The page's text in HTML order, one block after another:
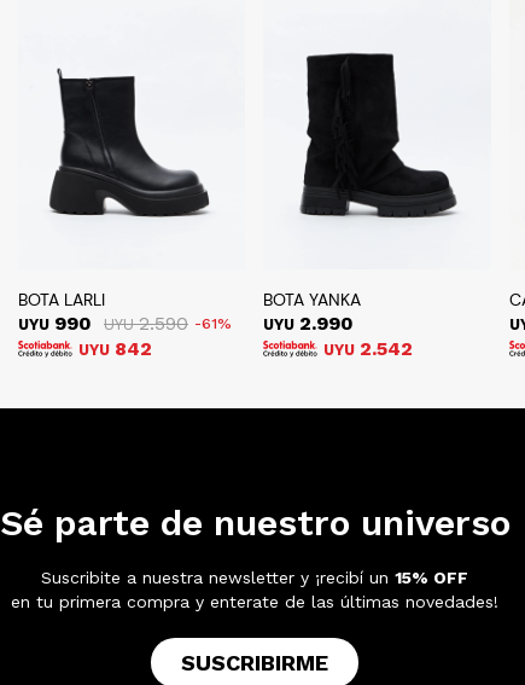
BOTA LARLI
UYU 990 UYU 2.590 61
UYU 842
BOTA YANKA
UYU 2.990
UYU 2.542
Sé parte de nuestro universo
Suscribite a nuestra newsletter y ¡recibí un 15% OFF
en tu primera compra y enterate de las últimas novedades!
SUSCRIBIRME